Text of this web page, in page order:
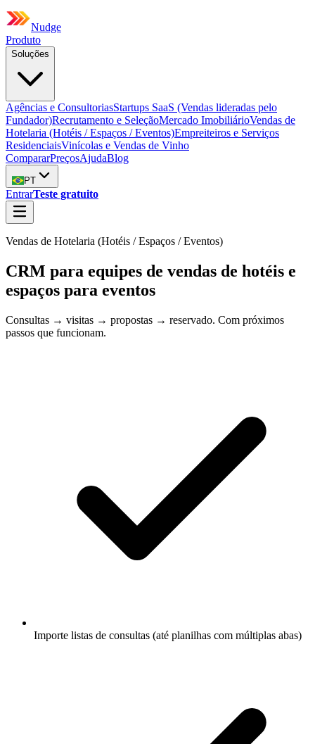
Nudge
Produto
Soluções
Agências e ConsultoriasStartups SaaS (Vendas lideradas pelo
Fundador)Recrutamento e SeleçãoMercado ImobiliárioVendas de
Hotelaria (Hotéis / Espaços / Eventos)Empreiteiros e Serviços
ResidenciaisVinícolas e Vendas de Vinho
CompararPreçosAjudaBlog
PT
EntrarTeste gratuito
Vendas de Hotelaria (Hotéis / Espaços / Eventos)
CRM para equipes de vendas de hotéis e
espaços para eventos
Consultas → visitas → propostas → reservado. Com próximos
passos que funcionam.
Importe listas de consultas (até planilhas com múltiplas abas)